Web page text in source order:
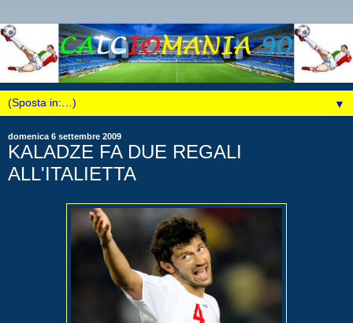
▼
domenica 6 settembre 2009
KALADZE FA DUE REGALI
ALL'ITALIETTA